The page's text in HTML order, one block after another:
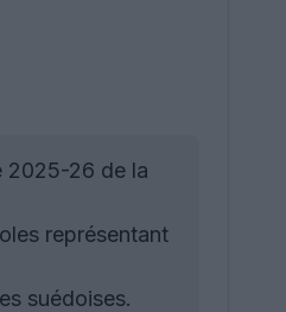
2025-26 de la
représentant
suédoises.